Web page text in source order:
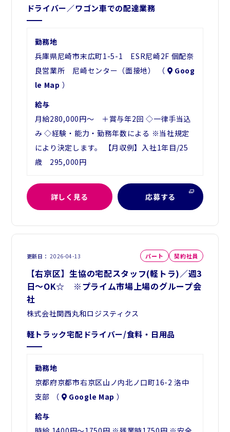
ドライバー／ワゴン車での配達業務
勤務地
兵庫県尼崎市末広町1-5-1 ESR尼崎2F 個配奈
良営業所 尼崎センター（面接地） （
Goog
le Map ）
給与
月給280,000円～ ＋賞与年2回 ◇一律手当込
み ◇経験・能力・勤務年数による ※当社規定
により決定します。 【月収例】入社1年目/25
歳 295,000円
詳しく見る 応募する
更新日 2026-04-13 パート 契約社員
【右京区】生協の宅配スタッフ(軽トラ)／週3
日～OK☆ ※プライム市場上場のグループ会
社
株式会社関西丸和ロジスティクス
軽トラック宅配ドライバー/食料・日用品
勤務地
京都府京都市右京区山ノ内北ノ口町16-2 洛中
支部 （
Google Map ）
給与